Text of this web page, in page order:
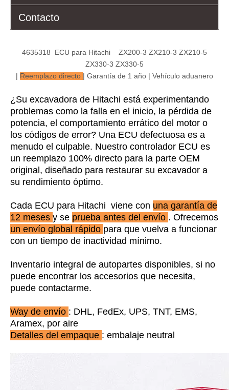
Contacto
4635318 ECU para Hitachi ZX200-3 ZX210-3 ZX210-5
ZX330-3 ZX330-5
| Reemplazo directo | Garantía de 1 año | Vehículo aduanero
¿Su excavadora de Hitachi está experimentando
problemas como la falla en el inicio, la pérdida de
potencia, el comportamiento errático del motor o
los códigos de error? Una ECU defectuosa es a
menudo el culpable. Nuestro controlador ECU es
un reemplazo 100% directo para la parte OEM
original, diseñado para restaurar su excavador a
su rendimiento óptimo.
Cada ECU para Hitachi viene con una garantía de
12 meses y se prueba antes del envío . Ofrecemos
un envío global rápido para que vuelva a funcionar
con un tiempo de inactividad mínimo.
Inventario integral de autopartes disponibles, si no
puede encontrar los accesorios que necesita,
puede contactarme.
Way de envío : DHL, FedEx, UPS, TNT, EMS,
Aramex, por aire
Detalles del empaque : embalaje neutral